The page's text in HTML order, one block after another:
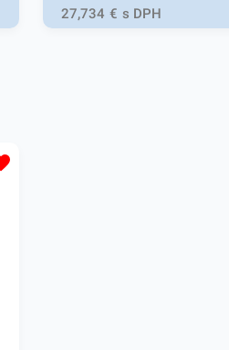
prevádzok. Viečko je vhodné pre
hranaté misky, ktoré sa používajú
27,734 € s DPH